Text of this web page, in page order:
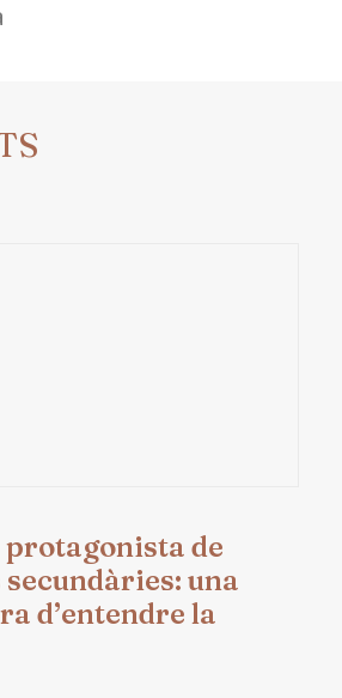
protagonista de
una
d’entendre la